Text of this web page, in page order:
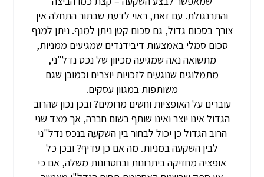
והתרנגולת. עם זאת, ראוי לדעת שבתור התחלה אין
צורך בסכום גדול, גם סכום קטן ניתן למנף. ניתן למנף
סכום סמלי באמצעות דיבידנדים שמגיעים ממניות,
מתשואה נאה שמגיעה מכיוון של נכס נדל"ני,
מתמלוגים שנוגעים לזכויות יוצרים וכמובן שגם
משותפות במגוון עסקים.
עוברים על האופציות וחשים מרומים? ובכן נכון שהרוב
הגדול אינו יוצר ואינו שותף בשום חברה, אך מצד שני
הרוב הגדול כן יכול לבחור בין השקעה בנכס נדל"ני
לבין השקעה במניות. מה אם כן עדיף? ובכן כל
אופציה מחזיקה ביתרונות ובחסרונות משלה, אם כי